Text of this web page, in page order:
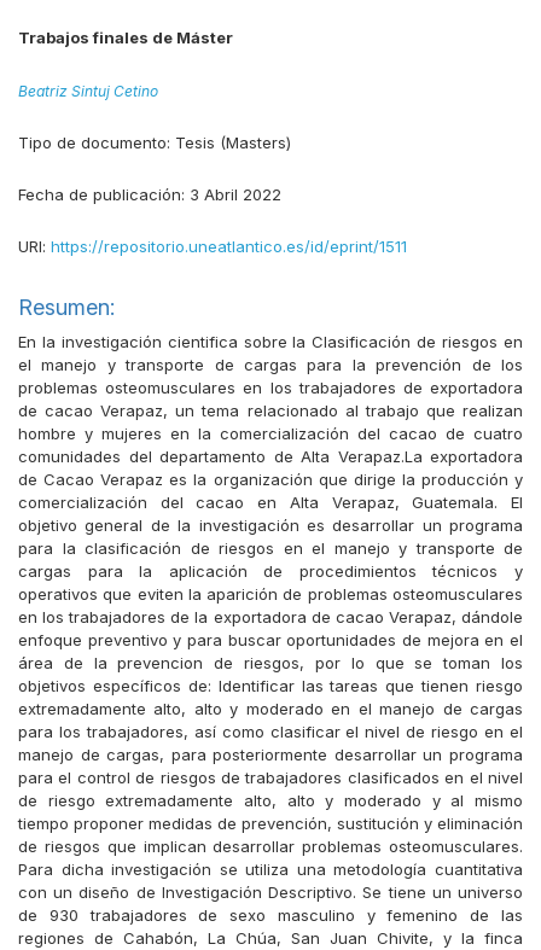
Trabajos finales de Máster
Beatriz Sintuj Cetino
Tipo de documento: Tesis (Masters)
Fecha de publicación: 3 Abril 2022
URI: https://repositorio.uneatlantico.es/id/eprint/1511
Resumen:
En la investigación cientifica sobre la Clasificación de riesgos en
el manejo y transporte de cargas para la prevención de los
problemas osteomusculares en los trabajadores de exportadora
de cacao Verapaz, un tema relacionado al trabajo que realizan
hombre y mujeres en la comercialización del cacao de cuatro
comunidades del departamento de Alta Verapaz.La exportadora
de Cacao Verapaz es la organización que dirige la producción y
comercialización del cacao en Alta Verapaz, Guatemala. El
objetivo general de la investigación es desarrollar un programa
para la clasificación de riesgos en el manejo y transporte de
cargas para la aplicación de procedimientos técnicos y
operativos que eviten la aparición de problemas osteomusculares
en los trabajadores de la exportadora de cacao Verapaz, dándole
enfoque preventivo y para buscar oportunidades de mejora en el
área de la prevencion de riesgos, por lo que se toman los
objetivos específicos de: Identificar las tareas que tienen riesgo
extremadamente alto, alto y moderado en el manejo de cargas
para los trabajadores, así como clasificar el nivel de riesgo en el
manejo de cargas, para posteriormente desarrollar un programa
para el control de riesgos de trabajadores clasificados en el nivel
de riesgo extremadamente alto, alto y moderado y al mismo
tiempo proponer medidas de prevención, sustitución y eliminación
de riesgos que implican desarrollar problemas osteomusculares.
Para dicha investigación se utiliza una metodología cuantitativa
con un diseño de Investigación Descriptivo. Se tiene un universo
de 930 trabajadores de sexo masculino y femenino de las
regiones de Cahabón, La Chúa, San Juan Chivite, y la finca